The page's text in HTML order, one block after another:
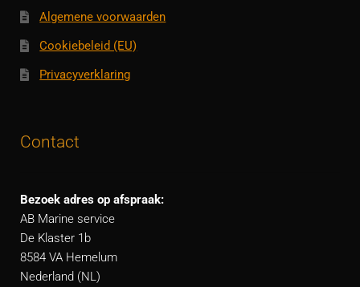
Algemene voorwaarden
Cookiebeleid (EU)
Privacyverklaring
Contact
Bezoek adres op afspraak:
AB Marine service
De Klaster 1b
8584 VA Hemelum
Nederland (NL)